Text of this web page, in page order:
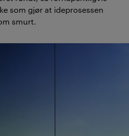
som gjør at ideprosessen
smurt.